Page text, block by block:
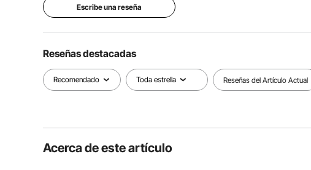
Escribe una reseña
Reseñas destacadas
Recomendado Toda estrella Reseñas del Artículo Actual
Acerca de este artículo